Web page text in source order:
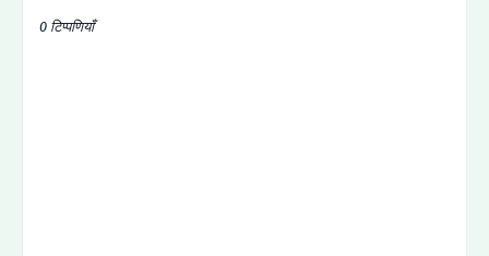
0 टिप्पणियाँ